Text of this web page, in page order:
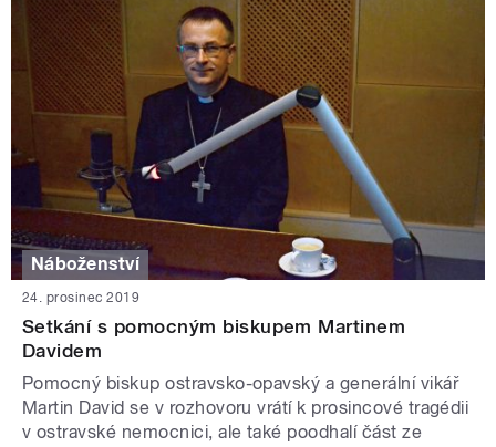
Náboženství
24. prosinec 2019
Setkání s pomocným biskupem Martinem
Davidem
Pomocný biskup ostravsko-opavský a generální vikář
Martin David se v rozhovoru vrátí k prosincové tragédii
v ostravské nemocnici, ale také poodhalí část ze